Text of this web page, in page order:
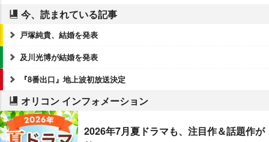
今、読まれている記事
戸塚純貴、結婚を発表
及川光博が結婚を発表
『8番出口』地上波初放送決定
オリコン インフォメーション
2026年7月夏ドラマも、注目作＆話題作が